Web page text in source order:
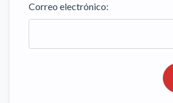
Correo electrónico: